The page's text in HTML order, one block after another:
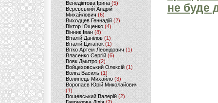
Венедіктова Ірина(5)
Веревський Андрій
Михайлович (6)
Виходцев Геннадій (2)
Віктор Ющенко (4)
Вінник Іван (8)
Віталій Данілов (1)
Віталій Циганок (1)
Вітко Артем Леонідович(1)
Власенко Сергій (6)
Вовк Дмитро(2)
Войцеховський Олексій(1)
Волга Василь (1)
Волинець Михайло (3)
Воропаєв Юрій Миколайович
(1)
Вощевський Валерій(2)
не буде